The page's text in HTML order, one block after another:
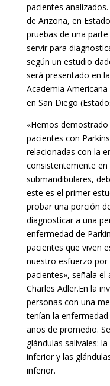
pacientes
de Arizona, en
pruebas de una
servir para
según un estudio
será presentado en
Academia
en San Diego
«Hemos
pacientes con
relacionadas con la
consistentemente en
submandibulares,
este es el primer
probar una porción
diagnosticar a una
enfermedad de
pacientes que viven
nuestro esfuerzo
pacientes», señala
Charles Adler.En la
personas con una
tenían la
años de promedio.
glándulas salivales:
inferior y las
inferior.